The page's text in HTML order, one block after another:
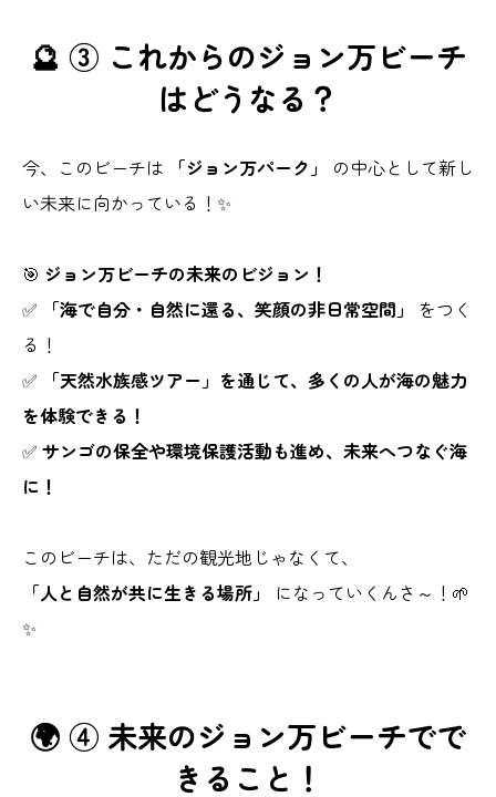
🔮 ③ これからのジョン万ビーチ
はどうなる？
今、このビーチは 「ジョン万パーク」
の中心として新し
い未来に向かっている！✨
🎯 ジョン万ビーチの未来のビジョン！
✅
「海で自分・自然に還る、笑顔の非日常空間」
をつく
る！
✅
「天然水族感ツアー」を通じて、多くの人が海の魅力
を体験できる！
✅ サンゴの保全や環境保護活動も進め、未来へつなぐ海
に！
このビーチは、ただの観光地じゃなくて、
「人と自然が共に生きる場所」
になっていくんさ～！🌱
✨
🌍 ④ 未来のジョン万ビーチでで
きること！